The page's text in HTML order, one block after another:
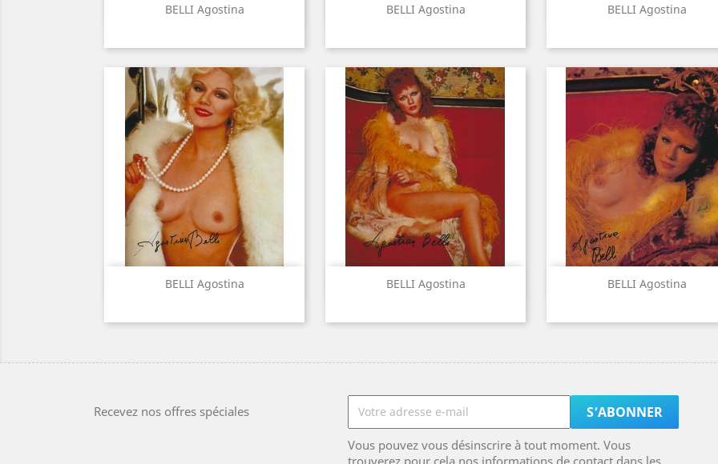
BELLI Agostina
Aperçu rapide BELLI Agostina
Aperçu rapide BELLI Agostina
Aperçu rapide
BELLI Agostina
Aperçu rapide BELLI Agostina
Aperçu rapide BELLI Agostina
Aperçu rapide
Recevez nos offres spéciales
Vous pouvez vous désinscrire à tout moment. Vous
trouverez pour cela nos informations de contact dans les